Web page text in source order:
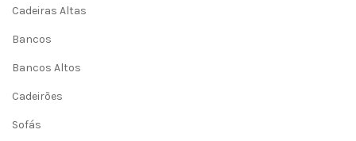
Cadeiras Altas
Bancos
Bancos Altos
Cadeirões
Sofás